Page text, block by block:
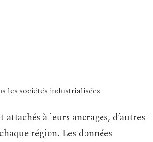
les sociétés industrialisées
à leurs ancrages, d’autres
région. Les données